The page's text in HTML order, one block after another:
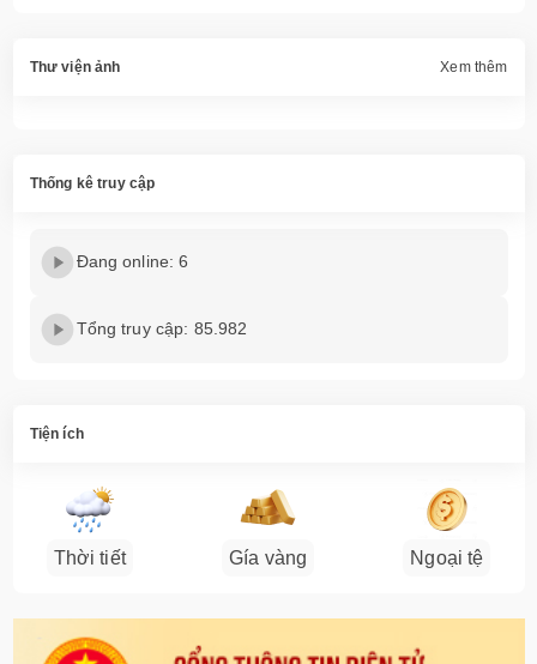
Thư viện ảnh Xem thêm
Thống kê truy cập
Đang online: 6
Tổng truy cập: 85.982
Tiện ích
Thời tiết Gía vàng Ngoại tệ